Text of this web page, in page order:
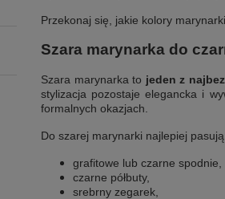
Przekonaj się, jakie kolory
Szara marynarka do
Szara marynarka to jeden z
stylizacja pozostaje elegancka i
formalnych okazjach.
Do szarej marynarki najlepiej
grafitowe lub czarne spodnie,
czarne półbuty,
srebrny zegarek,